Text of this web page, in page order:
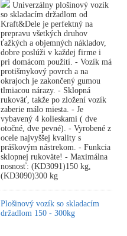
Univerzálny plošinový vozík
so skladacím držadlom od
Kraft&Dele je perfektný na
prepravu všetkých druhov
ťažkých a objemných nákladov,
dobre poslúži v každej firme i
pri domácom použití. - Vozík má
protišmykový povrch a na
okrajoch je zakončený gumou
tlmiacou nárazy. - Sklopná
rukoväť, takže po zložení vozík
zaberie málo miesta. - Je
vybavený 4 kolieskami ( dve
otočné, dve pevné). - Vyrobené z
ocele najvyššej kvality s
práškovým nástrekom. - Funkcia
sklopnej rukoväte! - Maximálna
nosnosť: (KD3091)150 kg,
(KD3090)300 kg
Plošinový vozík so skladacím
držadlom 150 - 300kg